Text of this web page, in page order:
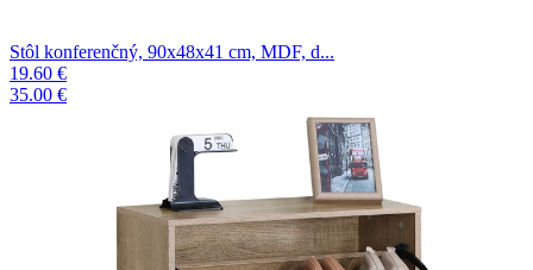
Stôl konferenčný, 90x48x41 cm, MDF, d...
19.60 €
35.00 €